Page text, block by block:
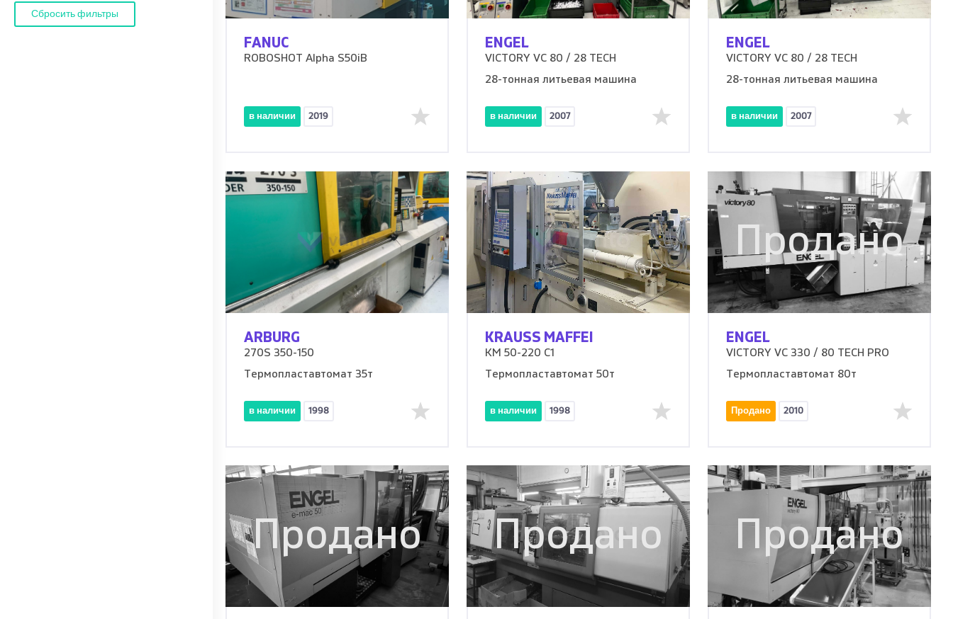
Сбросить фильтры
FANUC
ROBOSHOT Alpha S50iB
в наличии 2019
ENGEL
VICTORY VC 80 / 28 TECH
28-тонная литьевая машина
в наличии 2007
ENGEL
VICTORY VC 80 / 28 TECH
28-тонная литьевая машина
в наличии 2007
ARBURG
270S 350-150
Термопластавтомат 35т
в наличии 1998
KRAUSS MAFFEI
KM 50-220 C1
Термопластавтомат 50т
в наличии 1998
Продано
ENGEL
VICTORY VC 330 / 80 TECH PRO
Термопластавтомат 80т
Продано 2010
Продано Продано Продано